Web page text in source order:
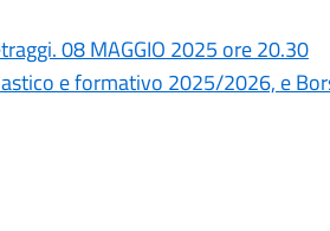
08 MAGGIO 2025 ore 20.30
e formativo 2025/2026, e